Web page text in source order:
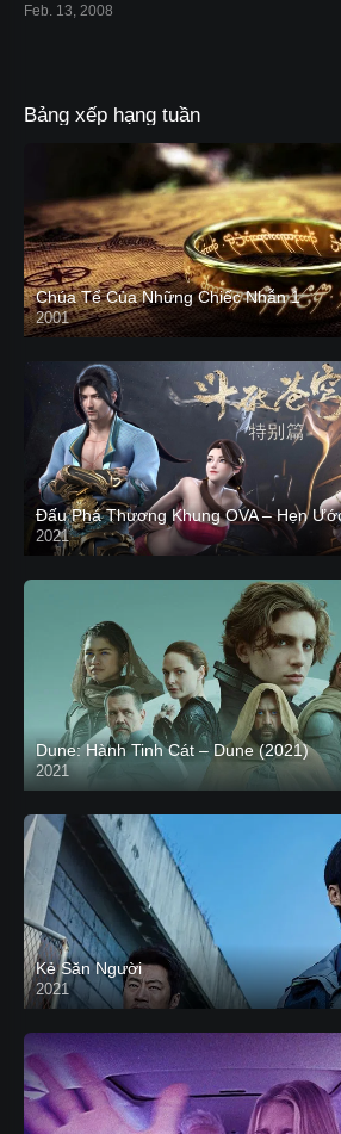
Feb. 13, 2008
Bảng xếp hạng tuần
Chúa Tể Của Những Chiếc Nhẫn 1
2001
Đấu Phá Thương Khung OVA – Hẹn
2021
Dune: Hành Tinh Cát – Dune (2021)
2021
HD VIETSUB
Kẻ Săn Người
2021